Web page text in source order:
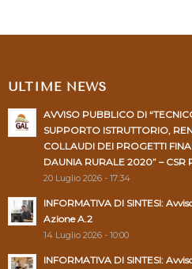
ULTIME NEWS
AVVISO PUBBLICO DI
SUPPORTO ISTRUTTORIO,
COLLAUDI DEI PROGETTI
DAUNIA RURALE 2020” –
20 Luglio 2026 - 17:34
INFORMATIVA DI SINTESI:
Azione A.2
14 Luglio 2026 - 10:00
INFORMATIVA DI SINTESI: